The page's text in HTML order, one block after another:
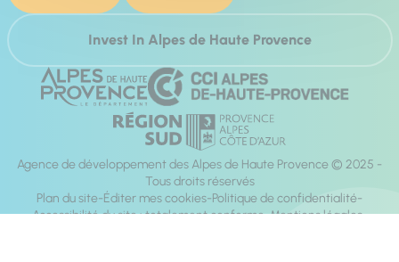
Invest In Alpes de Haute Provence
Agence de développement des Alpes de Haute Provence © 2025 -
Tous droits réservés
Plan du site Éditer mes cookies Politique de confidentialité
Accessibilité du site : totalement conforme Mentions légales